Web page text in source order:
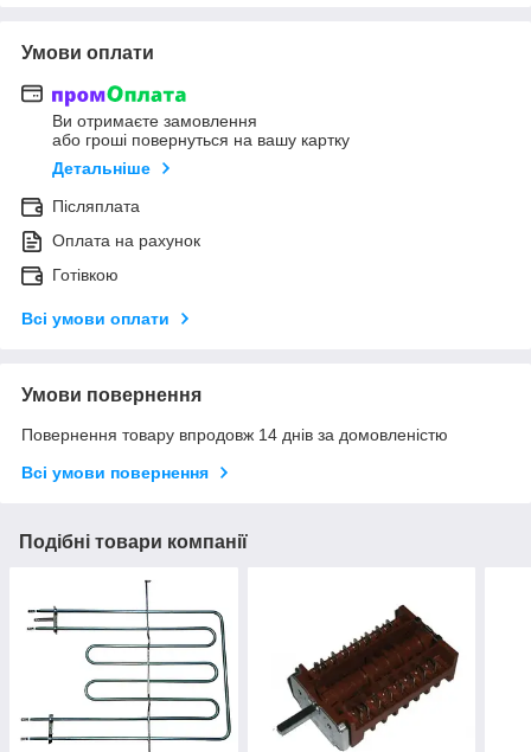
Умови оплати
Ви отримаєте замовлення
або гроші повернуться на вашу картку
Детальніше
Післяплата
Оплата на рахунок
Готівкою
Всі умови оплати
Умови повернення
Повернення товару впродовж 14 днів за домовленістю
Всі умови повернення
Подібні товари компанії